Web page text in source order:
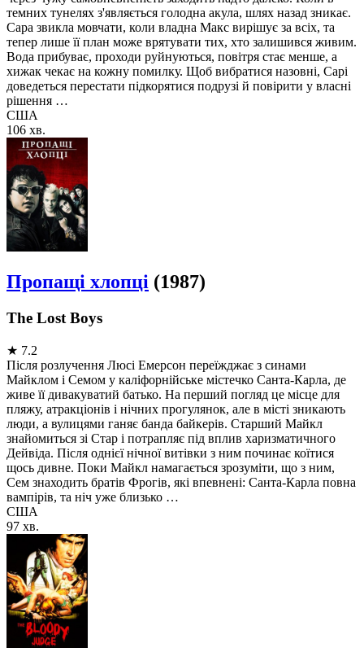
темних тунелях з'являється голодна акула, шлях назад зникає.
Сара звикла мовчати, коли владна Макс вирішує за всіх, та
тепер лише її план може врятувати тих, хто залишився живим.
Вода прибуває, проходи руйнуються, повітря стає менше, а
хижак чекає на кожну помилку. Щоб вибратися назовні, Сарі
доведеться перестати підкорятися подрузі й повірити у власні
рішення …
США
106 хв.
Пропащі хлопці (1987)
The Lost Boys
★ 7.2
Після розлучення Люсі Емерсон переїжджає з синами
Майклом і Семом у каліфорнійське містечко Санта-Карла, де
живе її дивакуватий батько. На перший погляд це місце для
пляжу, атракціонів і нічних прогулянок, але в місті зникають
люди, а вулицями ганяє банда байкерів. Старший Майкл
знайомиться зі Стар і потрапляє під вплив харизматичного
Дейвіда. Після однієї нічної витівки з ним починає коїтися
щось дивне. Поки Майкл намагається зрозуміти, що з ним,
Сем знаходить братів Фрогів, які впевнені: Санта-Карла повна
вампірів, та ніч уже близько …
США
97 хв.